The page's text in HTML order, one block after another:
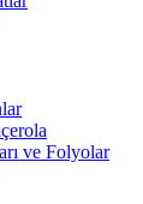
ve Folyolar